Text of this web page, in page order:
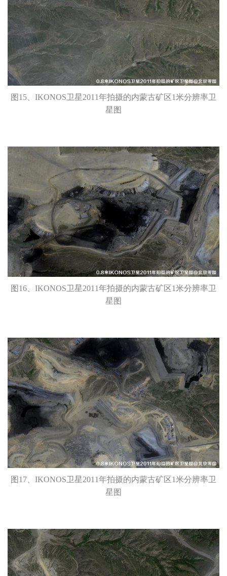
图15、IKONOS卫星2011年拍摄的内蒙古矿区1米分辨率卫
星图
图16、IKONOS卫星2011年拍摄的内蒙古矿区1米分辨率卫
星图
图17、IKONOS卫星2011年拍摄的内蒙古矿区1米分辨率卫
星图